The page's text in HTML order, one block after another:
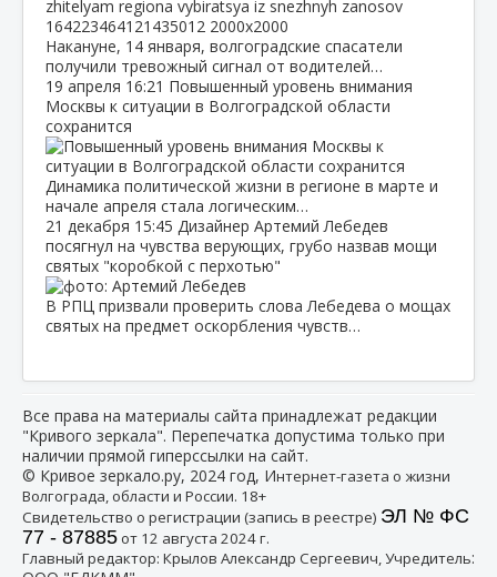
Накануне, 14 января, волгоградские спасатели
получили тревожный сигнал от водителей…
19 апреля 16:21 Повышенный уровень внимания
Москвы к ситуации в Волгоградской области
сохранится
Динамика политической жизни в регионе в марте и
начале апреля стала логическим…
21 декабря 15:45 Дизайнер Артемий Лебедев
посягнул на чувства верующих, грубо назвав мощи
святых "коробкой с перхотью"
В РПЦ призвали проверить слова Лебедева о мощах
святых на предмет оскорбления чувств…
Все права на материалы сайта принадлежат редакции
"Кривого зеркала". Перепечатка допустима только при
наличии прямой гиперссылки на сайт.
© Кривое зеркало.ру, 2024 год, Интернет-газета о жизни
Волгограда, области и России. 18+
Свидетельство о регистрации (запись в реестре) ЭЛ № ФС
77 - 87885от 12 августа 2024 г.
Главный редактор: Крылов Александр Сергеевич, Учредитель: